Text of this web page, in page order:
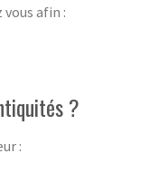
afin :
?
: